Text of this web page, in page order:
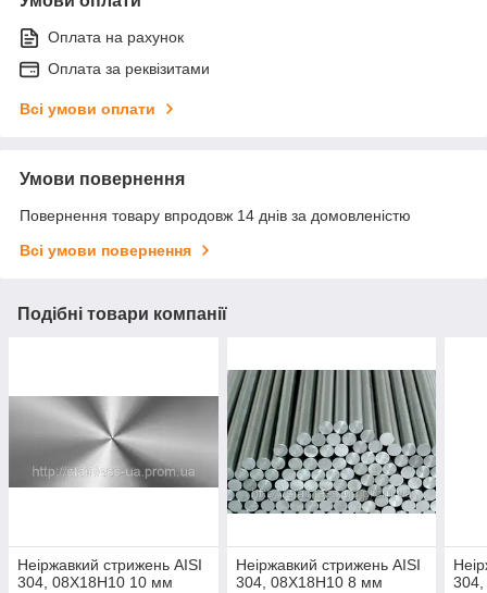
Оплата на рахунок
Оплата за реквізитами
Всі умови оплати
Умови повернення
Повернення товару впродовж 14 днів за домовленістю
Всі умови повернення
Подібні товари компанії
Неіржавкий стрижень AISI
304, 08Х18Н10 10 мм
Неіржавкий стрижень AISI
304, 08Х18Н10 8 мм